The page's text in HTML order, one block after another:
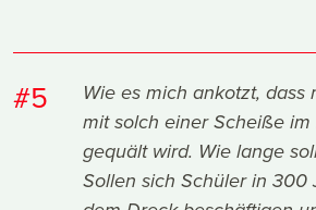
#5
Wie es mich ankotzt, dass
mit solch einer Scheiße
gequält wird. Wie lange
Sollen sich Schüler in 300